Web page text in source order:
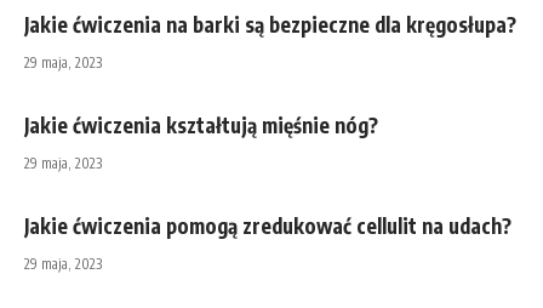
Jakie ćwiczenia na barki są bezpieczne dla kręgosłupa?
29 maja, 2023
Jakie ćwiczenia kształtują mięśnie nóg?
29 maja, 2023
Jakie ćwiczenia pomogą zredukować cellulit na udach?
29 maja, 2023